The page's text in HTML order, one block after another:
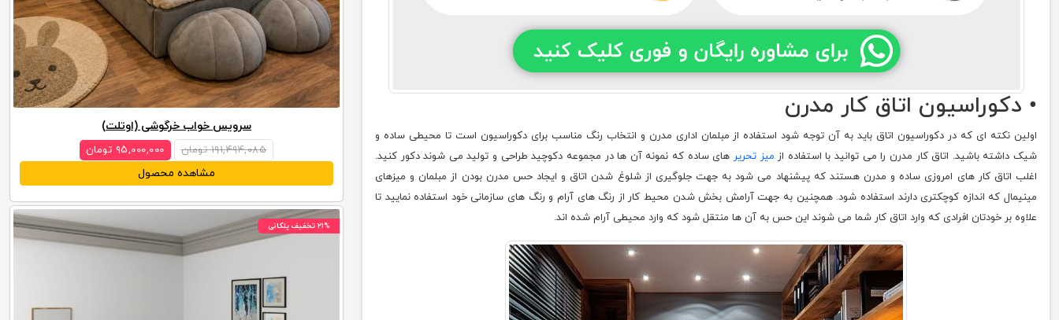
• دکوراسیون اتاق کار مدرن
اولین نکته ای که در دکوراسیون اتاق باید به آن توجه شود استفاده از مبلمان اداری مدرن و انتخاب رنگ مناسب برای دکوراسیون است تا محیطی ساده و
شیک داشته باشید. اتاق کار مدرن را می توانید با استفاده از میز تحریر های ساده که نمونه آن ها در مجموعه دکوچید طراحی و تولید می شوند دکور کنید.
اغلب اتاق کار های امروزی ساده و مدرن هستند که پیشنهاد می شود به جهت جلوگیری از شلوغ شدن اتاق و ایجاد حس مدرن بودن از مبلمان و میزهای
مینیمال که اندازه کوچکتری دارند استفاده شود. همچنین به جهت آرامش بخش شدن محیط کار از رنگ های آرام و رنگ های سازمانی خود استفاده نمایید تا
علاوه بر خودتان افرادی که وارد اتاق کار شما می شوند این حس به آن ها منتقل شود که وارد محیطی آرام شده اند.
سرویس خواب خرگوشی (اوتلت)
۱۹۱,۴۹۴,۰۸۵ تومان ۹۵,۰۰۰,۰۰۰ تومان
مشاهده محصول
۲۱% تخفیف پلکانی